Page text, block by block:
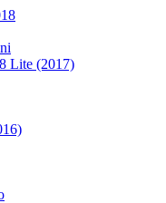
Lite (2017)